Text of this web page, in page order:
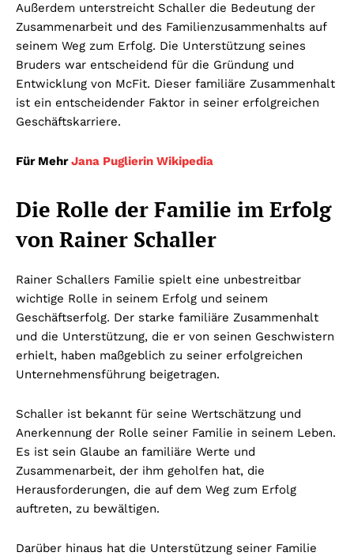
Außerdem unterstreicht Schaller die Bedeutung der
Zusammenarbeit und des Familienzusammenhalts auf
seinem Weg zum Erfolg. Die Unterstützung seines
Bruders war entscheidend für die Gründung und
Entwicklung von McFit. Dieser familiäre Zusammenhalt
ist ein entscheidender Faktor in seiner erfolgreichen
Geschäftskarriere.
Für MehrJana Puglierin Wikipedia
Die Rolle der Familie im Erfolg
von Rainer Schaller
Rainer Schallers Familie spielt eine unbestreitbar
wichtige Rolle in seinem Erfolg und seinem
Geschäftserfolg. Der starke familiäre Zusammenhalt
und die Unterstützung, die er von seinen Geschwistern
erhielt, haben maßgeblich zu seiner erfolgreichen
Unternehmensführung beigetragen.
Schaller ist bekannt für seine Wertschätzung und
Anerkennung der Rolle seiner Familie in seinem Leben.
Es ist sein Glaube an familiäre Werte und
Zusammenarbeit, der ihm geholfen hat, die
Herausforderungen, die auf dem Weg zum Erfolg
auftreten, zu bewältigen.
Darüber hinaus hat die Unterstützung seiner Familie